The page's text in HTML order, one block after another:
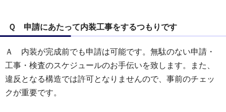
Ｑ 申請にあたって内装工事をするつもりです
Ａ 内装が完成前でも申請は可能です。無駄のない申請・
工事・検査のスケジュールのお手伝いを致します。また、
違反となる構造では許可となりませんので、事前のチェッ
クが重要です。